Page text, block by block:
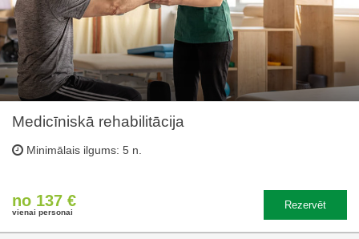
Medicīniskā rehabilitācija
Minimālais ilgums: 5 n.
no 137 €
vienai personai
Rezervēt